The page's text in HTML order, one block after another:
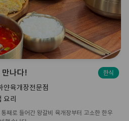
나다! 한식
얀육개장전문점
요리
째로 들어간 왕갈비 육개장부터 고소한 한우